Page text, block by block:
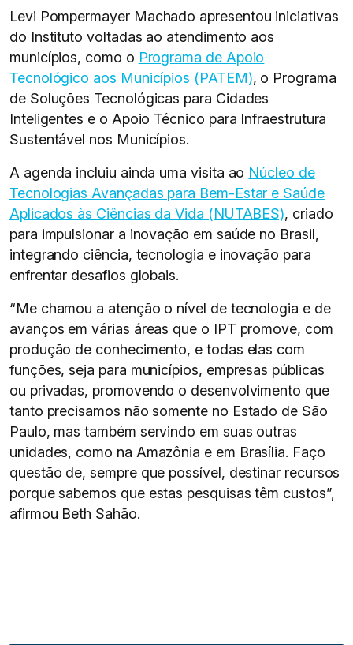
Levi Pompermayer Machado apresentou iniciativas
do Instituto voltadas ao atendimento aos
municípios, como o Programa de Apoio
Tecnológico aos Municípios (PATEM), o Programa
de Soluções Tecnológicas para Cidades
Inteligentes e o Apoio Técnico para Infraestrutura
Sustentável nos Municípios.
A agenda incluiu ainda uma visita ao Núcleo de
Tecnologias Avançadas para Bem-Estar e Saúde
Aplicados às Ciências da Vida (NUTABES), criado
para impulsionar a inovação em saúde no Brasil,
integrando ciência, tecnologia e inovação para
enfrentar desafios globais.
“Me chamou a atenção o nível de tecnologia e de
avanços em várias áreas que o IPT promove, com
produção de conhecimento, e todas elas com
funções, seja para municípios, empresas públicas
ou privadas, promovendo o desenvolvimento que
tanto precisamos não somente no Estado de São
Paulo, mas também servindo em suas outras
unidades, como na Amazônia e em Brasília. Faço
questão de, sempre que possível, destinar recursos
porque sabemos que estas pesquisas têm custos”,
afirmou Beth Sahão.